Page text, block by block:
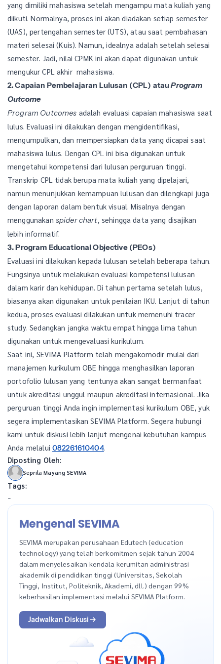
yang dimiliki mahasiswa setelah mengampu mata kuliah yang
diikuti. Normalnya, proses ini akan diadakan setiap semester
(UAS), pertengahan semester (UTS), atau saat pembahasan
materi selesai (Kuis). Namun, idealnya adalah setelah selesai
semester. Jadi, nilai CPMK ini akan dapat digunakan untuk
mengukur CPL akhir mahasiswa.
2. Capaian Pembelajaran Lulusan (CPL) atauProgram
Outcome
Program Outcomes adalah evaluasi capaian mahasiswa saat
lulus. Evaluasi ini dilakukan dengan mengidentifikasi,
mengumpulkan, dan mempersiapkan data yang dicapai saat
mahasiswa lulus. Dengan CPL ini bisa digunakan untuk
mengetahui kompetensi dari lulusan perguruan tinggi.
Transkrip CPL tidak berupa mata kuliah yang dipelajari,
namun menunjukkan kemampuan lulusan dan dilengkapi juga
dengan laporan dalam bentuk visual. Misalnya dengan
menggunakan spider chart, sehingga data yang disajikan
lebih informatif.
3. Program Educational Objective (PEOs)
Evaluasi ini dilakukan kepada lulusan setelah beberapa tahun.
Fungsinya untuk melakukan evaluasi kompetensi lulusan
dalam karir dan kehidupan. Di tahun pertama setelah lulus,
biasanya akan digunakan untuk penilaian IKU. Lanjut di tahun
kedua, proses evaluasi dilakukan untuk memenuhi tracer
study. Sedangkan jangka waktu empat hingga lima tahun
digunakan untuk mengevaluasi kurikulum.
Saat ini, SEVIMA Platform telah mengakomodir mulai dari
manajemen kurikulum OBE hingga menghasilkan laporan
portofolio lulusan yang tentunya akan sangat bermanfaat
untuk akreditasi unggul maupun akreditasi internasional. Jika
perguruan tinggi Anda ingin implementasi kurikulum OBE, yuk
segera implementasikan SEVIMA Platform. Segera hubungi
kami untuk diskusi lebih lanjut mengenai kebutuhan kampus
Anda melalui 082261610404.
Diposting Oleh:
Seprila Mayang SEVIMA
Tags:
-
Mengenal SEVIMA
SEVIMA merupakan perusahaan Edutech (education
technology) yang telah berkomitmen sejak tahun 2004
dalam menyelesaikan kendala kerumitan administrasi
akademik di pendidikan tinggi (Universitas, Sekolah
Tinggi, Institut, Politeknik, Akademi, dll.) dengan 99%
keberhasilan implementasi melalui SEVIMA Platform.
Jadwalkan Diskusi